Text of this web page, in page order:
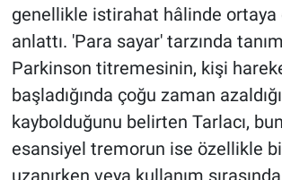
genellikle istirahat hâlinde ortaya
anlattı. 'Para sayar' tarzında
Parkinson titremesinin, kişi
başladığında çoğu zaman
kaybolduğunu belirten Tarlacı,
esansiyel tremorun ise özellikle
uzanırken veya kullanım sırasında